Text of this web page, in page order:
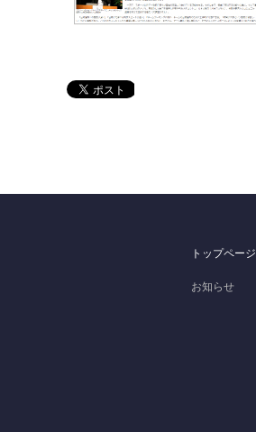
トップページ
お知らせ